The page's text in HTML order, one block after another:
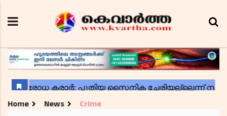
Home News Crime